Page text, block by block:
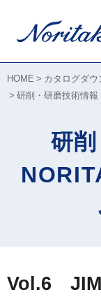
HOME
カタログダ
研削・研磨技術情
研
Vol.6